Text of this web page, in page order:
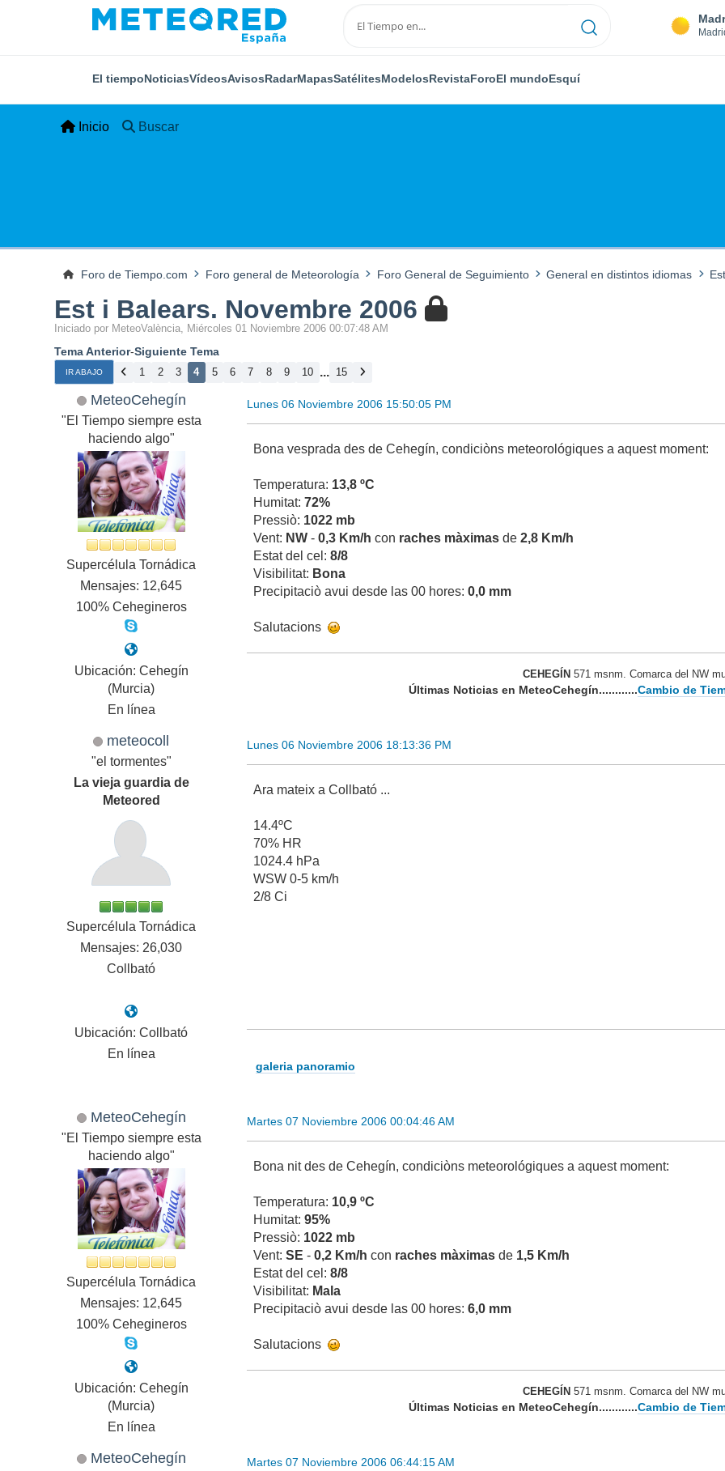
El tiempoNoticiasVídeosAvisosRadarMapasSatélitesModelosRevistaForoEl mundoEsquí
Inicio Buscar
Foro de Tiempo.com Foro general de Meteorología Foro General de Seguimiento General en distintos idiomas
Est i Balears. Novembre 2006
Iniciado por MeteoValència, Miércoles 01 Noviembre 2006 00:07:48 AM
Tema Anterior-Siguiente Tema
IR ABAJO 1 2 3 4 5 6 7 8 9 10 ... 15
MeteoCehegín
"El Tiempo siempre esta
haciendo algo"
Supercélula Tornádica
Mensajes: 12,645
100% Cehegineros
Ubicación: Cehegín
(Murcia)
En línea
Lunes 06 Noviembre 2006 15:50:05 PM
Bona vesprada des de Cehegín, condiciòns meteorológiques a aquest moment:
Temperatura: 13,8 ºC
Humitat:72%
Pressiò: 1022 mb
Vent: NW -0,3 Km/h con raches màximasde2,8 Km/h
Estat del cel:8/8
Visibilitat: Bona
Precipitaciò avui desde las 00 hores:0,0 mm
Salutacions
CEHEGÍN571 msnm. Comarca del NW
Últimas Noticias en MeteoCehegín............Cambio de
meteocoll
"el tormentes"
La vieja guardia de
Meteored
Supercélula Tornádica
Mensajes: 26,030
Collbató
Ubicación: Collbató
En línea
Lunes 06 Noviembre 2006 18:13:36 PM
Ara mateix a Collbató ...
14.4ºC
70% HR
1024.4 hPa
WSW 0-5 km/h
2/8 Ci
galeria panoramio
MeteoCehegín
"El Tiempo siempre esta
haciendo algo"
Supercélula Tornádica
Mensajes: 12,645
100% Cehegineros
Ubicación: Cehegín
(Murcia)
En línea
Martes 07 Noviembre 2006 00:04:46 AM
Bona nit des de Cehegín, condiciòns meteorológiques a aquest moment:
Temperatura: 10,9 ºC
Humitat:95%
Pressiò: 1022 mb
Vent:SE -0,2 Km/h con raches màximasde 1,5 Km/h
Estat del cel:8/8
Visibilitat: Mala
Precipitaciò avui desde las 00 hores:6,0 mm
Salutacions
CEHEGÍN571 msnm. Comarca del NW
Últimas Noticias en MeteoCehegín............Cambio de
MeteoCehegín Martes 07 Noviembre 2006 06:44:15 AM